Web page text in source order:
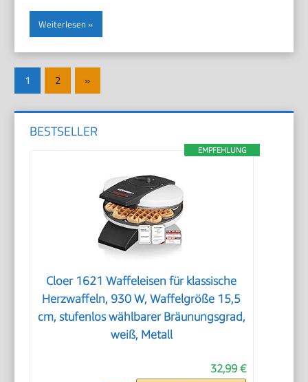
Weiterlesen
Seitennummerierung
der
Beiträge
1 2
Nächste
Beiträge
»
BESTSELLER
EMPFEHLUNG
Cloer 1621 Waffeleisen für klassische
Herzwaffeln, 930 W, Waffelgröße 15,5
cm, stufenlos wählbarer Bräunungsgrad,
weiß, Metall
32,99 €